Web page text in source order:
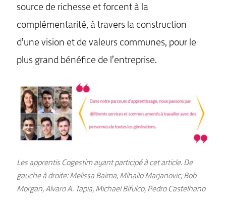
source de richesse et forcent à la
complémentarité, à travers la construction
d’une vision et de valeurs communes, pour le
plus grand bénéfice de l’entreprise.
Les apprentis Cogestim ayant participé à cet article. De
gauche à droite: Melissa Baima, Mihailo Marjanovic, Bob
Morgan, Alvaro A. Tapia, Michael Bifulco, Pedro Castelhano